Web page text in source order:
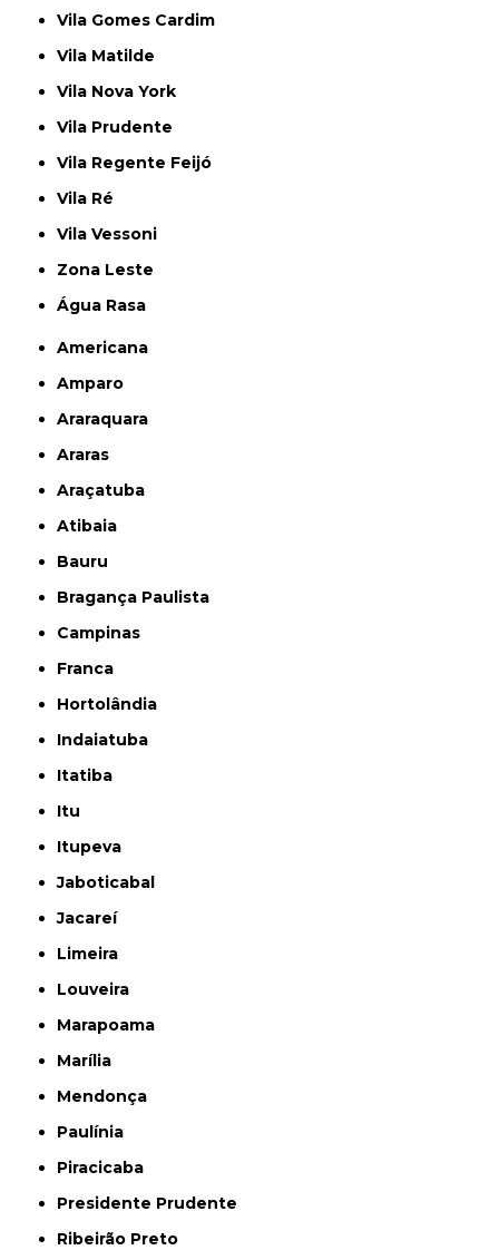
Vila Gomes Cardim
Vila Matilde
Vila Nova York
Vila Prudente
Vila Regente Feijó
Vila Ré
Vila Vessoni
Zona Leste
Água Rasa
Americana
Amparo
Araraquara
Araras
Araçatuba
Atibaia
Bauru
Bragança Paulista
Campinas
Franca
Hortolândia
Indaiatuba
Itatiba
Itu
Itupeva
Jaboticabal
Jacareí
Limeira
Louveira
Marapoama
Marília
Mendonça
Paulínia
Piracicaba
Presidente Prudente
Ribeirão Preto